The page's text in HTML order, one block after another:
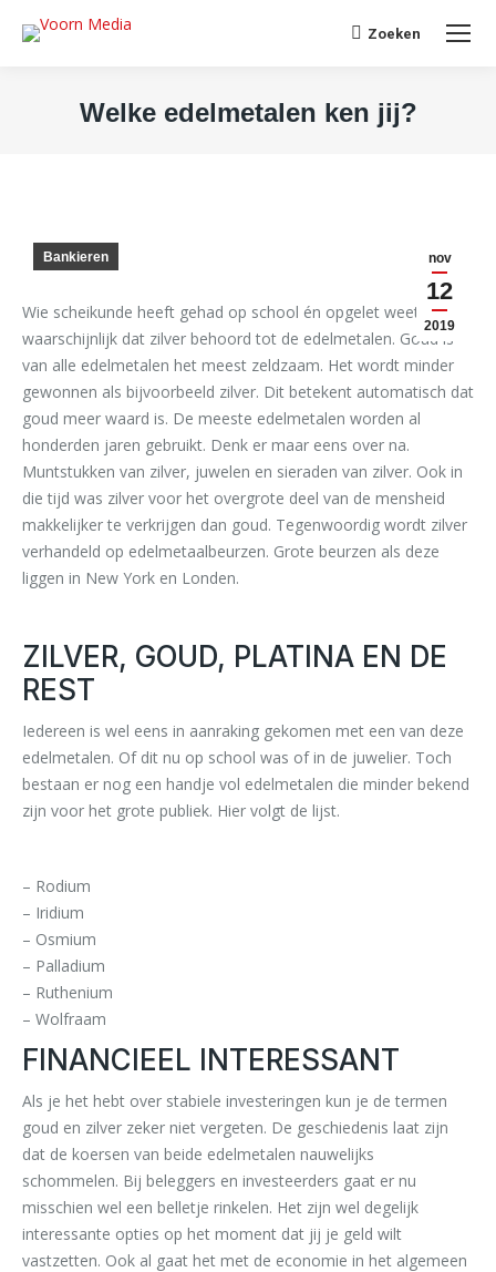
Search:
Zoeken
Welke edelmetalen ken jij?
nov
12
2019
Bankieren
Wie scheikunde heeft gehad op school én opgelet weet
waarschijnlijk dat zilver behoord tot de edelmetalen. Goud is
van alle edelmetalen het meest zeldzaam. Het wordt minder
gewonnen als bijvoorbeeld zilver. Dit betekent automatisch dat
goud meer waard is. De meeste edelmetalen worden al
honderden jaren gebruikt. Denk er maar eens over na.
Muntstukken van zilver, juwelen en sieraden van zilver. Ook in
die tijd was zilver voor het overgrote deel van de mensheid
makkelijker te verkrijgen dan goud. Tegenwoordig wordt zilver
verhandeld op edelmetaalbeurzen. Grote beurzen als deze
liggen in New York en Londen.
ZILVER, GOUD, PLATINA EN DE
REST
Iedereen is wel eens in aanraking gekomen met een van deze
edelmetalen. Of dit nu op school was of in de juwelier. Toch
bestaan er nog een handje vol edelmetalen die minder bekend
zijn voor het grote publiek. Hier volgt de lijst.
– Rodium
– Iridium
– Osmium
– Palladium
– Ruthenium
– Wolfraam
FINANCIEEL INTERESSANT
Als je het hebt over stabiele investeringen kun je de termen
goud en zilver zeker niet vergeten. De geschiedenis laat zijn
dat de koersen van beide edelmetalen nauwelijks
schommelen. Bij beleggers en investeerders gaat er nu
misschien wel een belletje rinkelen. Het zijn wel degelijk
interessante opties op het moment dat jij je geld wilt
vastzetten. Ook al gaat het met de economie in het algemeen